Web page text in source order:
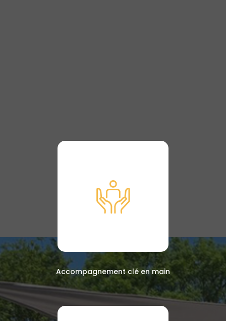
Accompagnement clé en main